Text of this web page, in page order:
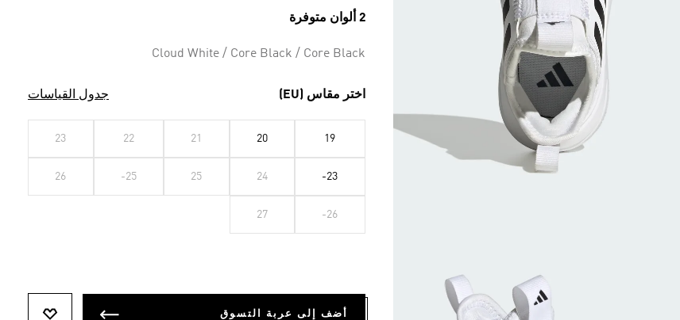
2 ألوان متوفرة
Cloud White / Core Black / Core Black
اختر مقاس (EU) جدول القياسات
19
20
21
22
23
-23
24
25
-25
26
-26
27
أضف إلى عربة التسوق